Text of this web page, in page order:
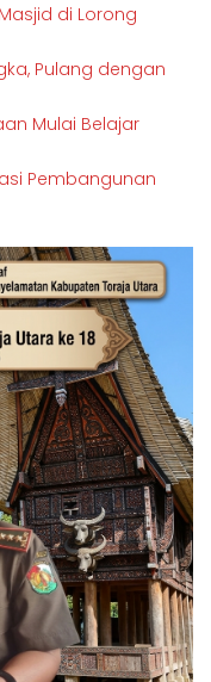
di Lorong
Pulang dengan
Mulai Belajar
Pembangunan